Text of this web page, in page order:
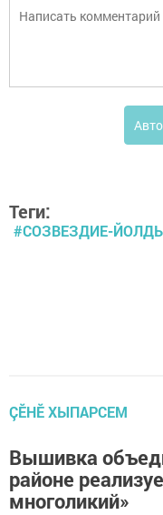
Теги:
#СОЗВЕЗДИЕ-
ÇӖНӖ ХЫПАРСЕМ
Вышивка
районе
многоликий»